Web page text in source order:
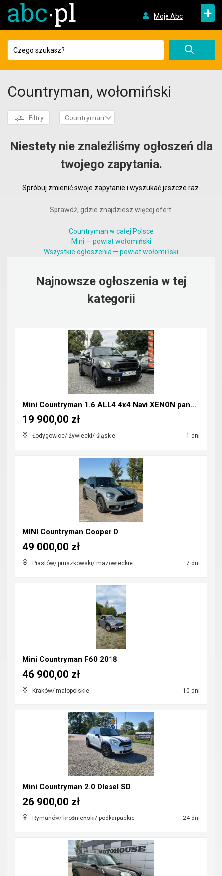
Moje Abc +
Countryman, wołomiński
Filtry Countryman
Niestety nie znaleźliśmy ogłoszeń dla
twojego zapytania.
Spróbuj zmienić swoje zapytanie i wyszukać jeszcze raz.
Sprawdź, gdzie znajdziesz więcej ofert:
Countryman w całej Polsce
Mini — powiat wołomiński
Wszystkie ogłoszenia — powiat wołomiński
Najnowsze ogłoszenia w tej
kategorii
Mini Countryman 1.6 ALL4 4x4 Navi XENON panorama
Łodygowice/ żywiecki/ śląskie 1 dni
19 900,00 zł
MINI Countryman Cooper D
Piastów/ pruszkowski/ mazowieckie 7 dni
49 000,00 zł
Mini Countryman F60 2018
Kraków/ małopolskie 10 dni
46 900,00 zł
Mini Countryman 2.0 DIesel SD
Rymanów/ krośnieński/ podkarpackie 24 dni
26 900,00 zł